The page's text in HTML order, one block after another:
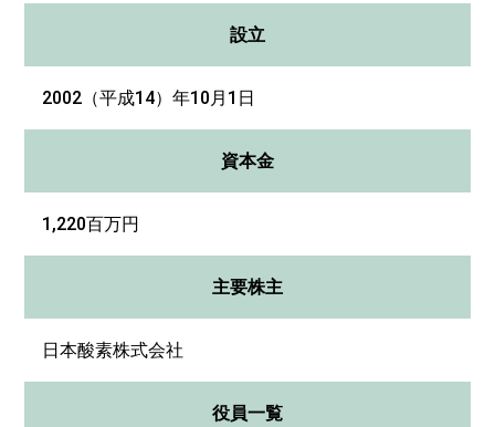
設立
2002（平成14）年10月1日
資本金
1,220百万円
主要株主
日本酸素株式会社
役員一覧